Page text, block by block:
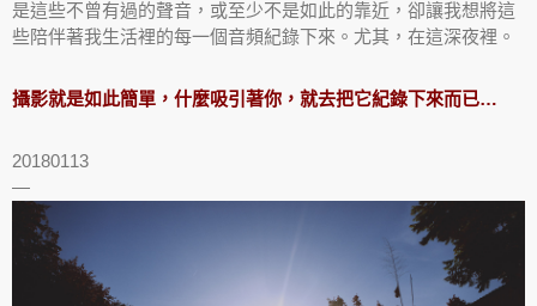
是這些不曾有過的聲音，或至少不是如此的靠近，卻讓我想將這
些陪伴著我生活裡的每一個音頻紀錄下來。尤其，在這深夜裡。
攝影就是如此簡單，什麼吸引著你，就去把它紀錄下來而已…
20180113
—